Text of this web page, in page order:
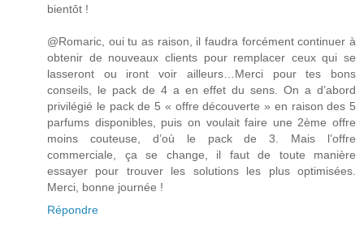
bientôt !
@Romaric, oui tu as raison, il faudra forcément continuer à
obtenir de nouveaux clients pour remplacer ceux qui se
lasseront ou iront voir ailleurs…Merci pour tes bons
conseils, le pack de 4 a en effet du sens. On a d’abord
privilégié le pack de 5 « offre découverte » en raison des 5
parfums disponibles, puis on voulait faire une 2ème offre
moins couteuse, d’où le pack de 3. Mais l’offre
commerciale, ça se change, il faut de toute manière
essayer pour trouver les solutions les plus optimisées.
Merci, bonne journée !
Répondre